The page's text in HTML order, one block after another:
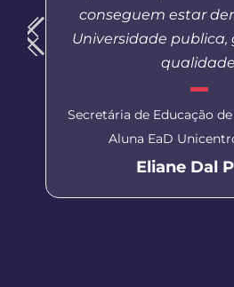
conseguem estar
Universidade
Secretária de Educação
Aluna EaD
Eliane Dal